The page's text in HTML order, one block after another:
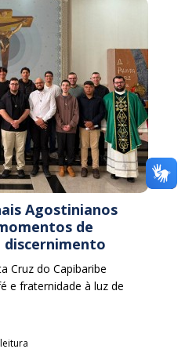
Agostinianos
de
Cruz do Capibaribe
e fraternidade à luz de